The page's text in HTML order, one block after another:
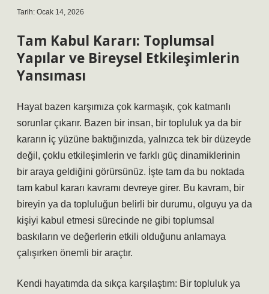
Tarih: Ocak 14, 2026
Tam Kabul Kararı: Toplumsal
Yapılar ve Bireysel Etkileşimlerin
Yansıması
Hayat bazen karşımıza çok karmaşık, çok katmanlı
sorunlar çıkarır. Bazen bir insan, bir topluluk ya da bir
kararın iç yüzüne baktığınızda, yalnızca tek bir düzeyde
değil, çoklu etkileşimlerin ve farklı güç dinamiklerinin
bir araya geldiğini görürsünüz. İşte tam da bu noktada
tam kabul kararı kavramı devreye girer. Bu kavram, bir
bireyin ya da topluluğun belirli bir durumu, olguyu ya da
kişiyi kabul etmesi sürecinde ne gibi toplumsal
baskıların ve değerlerin etkili olduğunu anlamaya
çalışırken önemli bir araçtır.
Kendi hayatımda da sıkça karşılaştım: Bir topluluk ya